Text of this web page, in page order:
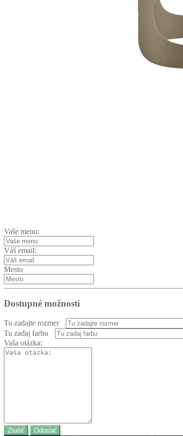
Vaše meno:
Váš email:
Mesto
Dostupné možnosti
Tu zadajte rozmer
Tu zadaj farbu
Vaša otázka:
Zrušiť Odoslať